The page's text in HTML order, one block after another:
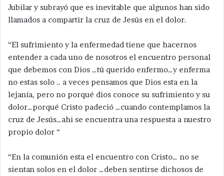
Jubilar y subrayó que es inevitable que algunos han sido
llamados a compartir la cruz de Jesús en el dolor.
“El sufrimiento y la enfermedad tiene que hacernos
entender a cada uno de nosotros el encuentro personal
que debemos con Dios …tú querido enfermo…y enferma
no estas solo .. a veces pensamos que Dios esta en la
lejanía, pero no porqué dios conoce su sufrimiento y su
dolor…porqué Cristo padeció …cuando contemplamos la
cruz de Jesús…ahi se encuentra una respuesta a nuestro
propio dolor “
“En la comunión esta el encuentro con Cristo… no se
sientan solos en el dolor …deben sentirse dichosos de